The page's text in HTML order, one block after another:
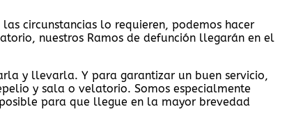
circunstancias lo requieren, podemos hacer
nuestros Ramos de defunción llegarán en el
y llevarla. Y para garantizar un buen servicio,
y sala o velatorio. Somos especialmente
para que llegue en la mayor brevedad